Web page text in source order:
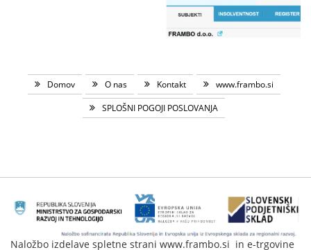
Domov O nas Kontakt
www.frambo.si
SPLOŠNI POGOJI POSLOVANJA
Naložbo izdelave spletne strani www.frambo.si in e-trgovine